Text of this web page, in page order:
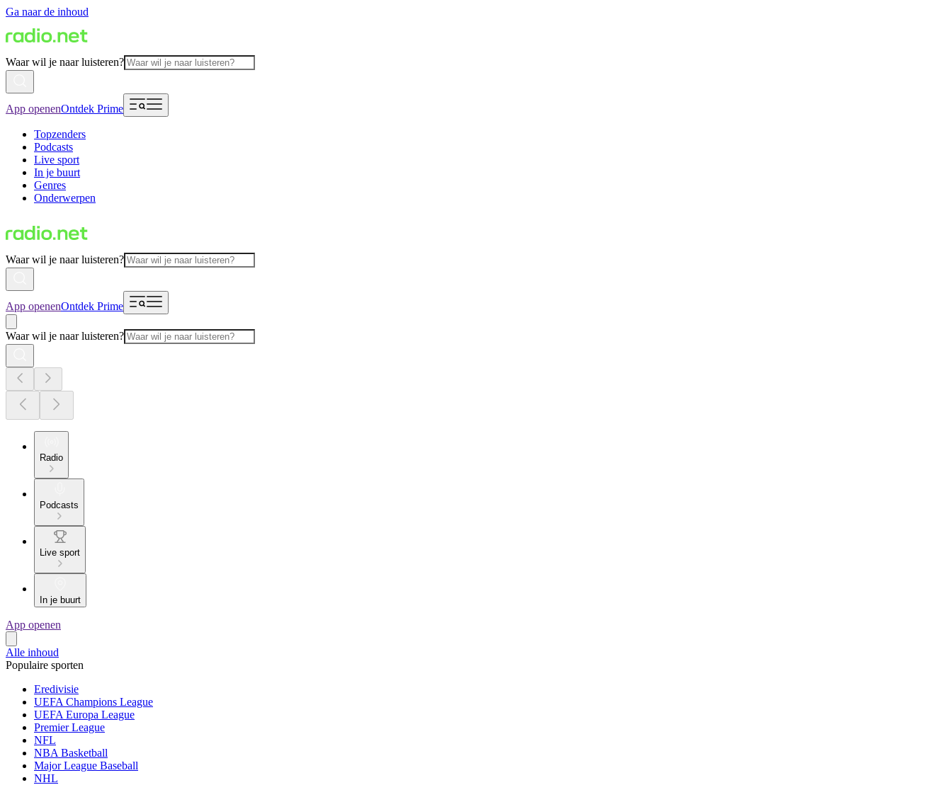
Ga naar de inhoud
Waar wil je naar luisteren?
App openenOntdek Prime
Topzenders
Podcasts
Live sport
In je buurt
Genres
Onderwerpen
Waar wil je naar luisteren?
App openenOntdek Prime
Waar wil je naar luisteren?
Radio
Podcasts
Live sport
In je buurt
App openen
Alle inhoud
Populaire sporten
Eredivisie
UEFA Champions League
UEFA Europa League
Premier League
NFL
NBA Basketball
Major League Baseball
NHL